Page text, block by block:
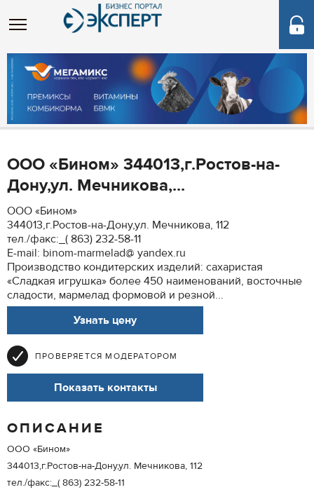
ООО «Бином» 344013,г.Ростов-на-
Дону,ул. Мечникова,...
ООО «Бином»
344013,г.Ростов-на-Дону,ул. Мечникова, 112
тел./факс:_( 863) 232-58-11
Е-mail: binom-marmelad@ yandex.ru
Производство кондитерских изделий: сахаристая
«Сладкая игрушка» более 450 наименований, восточные
сладости, мармелад формовой и резной...
Узнать цену
ПРОВЕРЯЕТСЯ МОДЕРАТОРОМ
Показать контакты
ОПИСАНИЕ
ООО «Бином»
344013,г.Ростов-на-Дону,ул. Мечникова, 112
тел./факс:_( 863) 232-58-11